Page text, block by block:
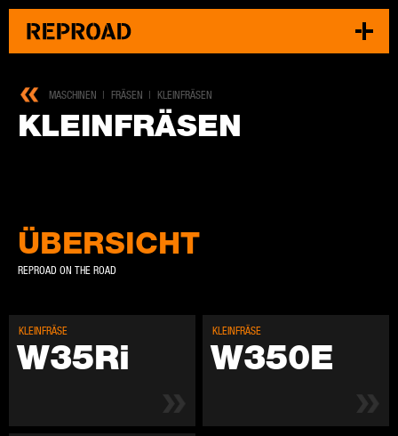
MASCHINEN FRÄSEN KLEINFRÄSEN
KLEIN­FRÄ­SEN
ÜBERSICHT
REPROAD ON THE ROAD
KLEIN­FRÄ­SE
W35Ri
KLEIN­FRÄ­SE
W350E